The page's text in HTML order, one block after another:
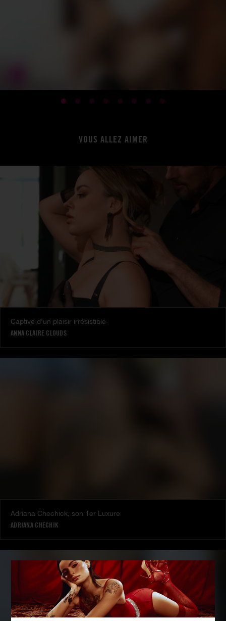
VOUS ALLEZ AIMER
Captive d’un plaisir irrésistible
ANNA CLAIRE CLOUDS
Adriana Chechick, son 1er Luxure
ADRIANA CHECHIK